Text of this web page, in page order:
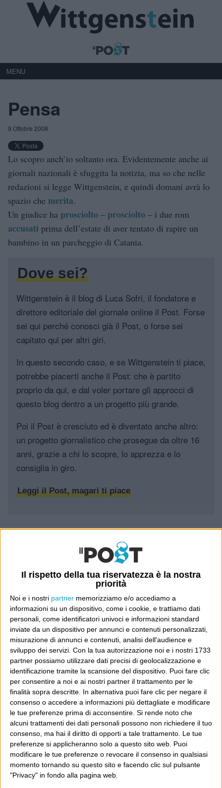
Il rispetto della tua riservatezza è la nostra
priorità
Noi e i nostri partner memorizziamo e/o accediamo a
informazioni su un dispositivo, come i cookie, e trattiamo dati
personali, come identificatori univoci e informazioni standard
inviate da un dispositivo per annunci e contenuti personalizzati,
misurazione di annunci e contenuti, analisi dell'audience e
sviluppo dei servizi. Con la tua autorizzazione noi e i nostri 1733
partner possiamo utilizzare dati precisi di geolocalizzazione e
identificazione tramite la scansione del dispositivo. Puoi fare clic
per consentire a noi e ai nostri partner il trattamento per le
finalità sopra descritte. In alternativa puoi fare clic per negare il
consenso o accedere a informazioni più dettagliate e modificare
le tue preferenze prima di acconsentire. Si rende noto che
alcuni trattamenti dei dati personali possono non richiedere il tuo
consenso, ma hai il diritto di opporti a tale trattamento. Le tue
preferenze si applicheranno solo a questo sito web. Puoi
modificare le tue preferenze o revocare il consenso in qualsiasi
momento tornando su questo sito e facendo clic sul pulsante
"Privacy" in fondo alla pagina web.
MENU
Pensa
9 Ottobre 2008
Lo scopro anch’io soltanto ora. Evidentemente anche ai
giornali nazionali è sfuggita la notizia, ma so che nelle
redazioni si legge Wittgenstein, e quindi domani avrà lo
spazio che merita.
Un giudice ha prosciolto – prosciolto – i due rom
accusati prima dell’estate di aver tentato di rapire un
bambino in un parcheggio di Catania.
Dove sei?
Wittgenstein è il blog di Luca Sofri, il fondatore e
direttore editoriale del giornale online il Post. Forse
sei qui perché conosci già il Post, o forse sei
capitato qui per altri giri.
In questo secondo caso, e se Wittgenstein ti piace,
potrebbe piacerti anche il Post: che è partito
proprio da qui, e dal voler portare gli approcci di
questo blog dentro a un progetto più grande.
Poi il Post è cresciuto ed è diventato anche altro:
un progetto giornalistico che prosegue da oltre 16
anni, grazie a chi lo scopre, lo apprezza e lo
consiglia in giro.
Leggi il Post, magari ti piace
Luca Sofri Wittgenstein
4 COMMENTI SU “PENSA”
Pingback:A qualcuno tocca pur dirlo « Il blog di lucacicca
Pingback:Rom: assolti non fanno notizia «
myfavoritethings
Pingback:Il razzismo non esiste « La Casa Dei Giochi
Pingback: Vita di un IO » Blog Archive » I Rom non rubano
i bambini (ma questo non fa notizia)